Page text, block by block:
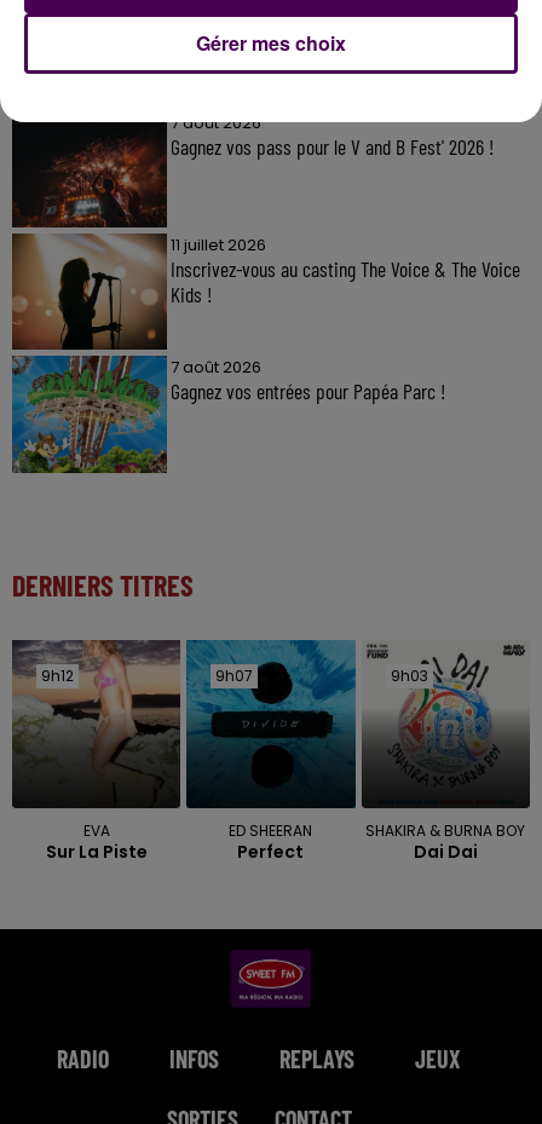
7 août 2026
Gagnez vos pass pour le V and B Fest' 2026 !
11 juillet 2026
Inscrivez-vous au casting The Voice & The Voice
Kids !
7 août 2026
Gagnez vos entrées pour Papéa Parc !
DERNIERS TITRES
9h12
9h12
EVA
Sur La Piste
9h07
9h07
ED SHEERAN
Perfect
9h03
9h03
SHAKIRA & BURNA BOY
Dai Dai
RADIO INFOS REPLAYS JEUX
Gérer mes choix